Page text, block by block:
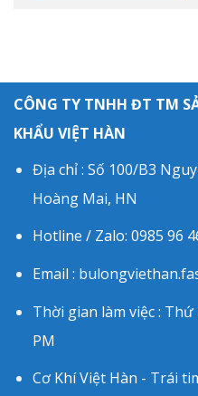
CÔNG TY TNHH ĐT TM
KHẨU VIỆT HÀN
Địa chỉ : Số 100/B3
Hoàng Mai, HN
Hotline / Zalo: 0985 96
Email :
Thời gian làm việc : Thứ
PM
Cơ Khí Việt Hàn - Trái